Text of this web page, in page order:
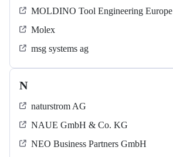
MOLDINO Tool Engineering Europe
Molex
msg systems ag
N
naturstrom AG
NAUE GmbH & Co. KG
NEO Business Partners GmbH